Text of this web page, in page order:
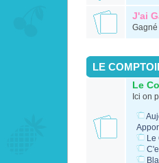
J'ai
LE
Le
Ici on
Le